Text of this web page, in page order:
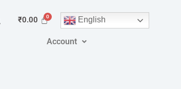
₹0.00 English
Account